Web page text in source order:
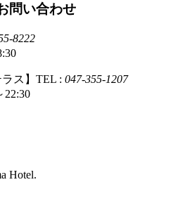
問い合わせ
8222
ス】TEL : 047-355-1207
Hotel.